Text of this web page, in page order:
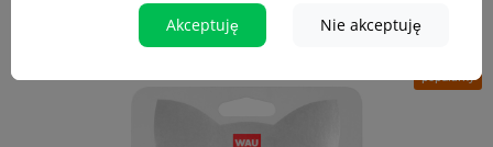
popularny
Akceptuję Nie akceptuję